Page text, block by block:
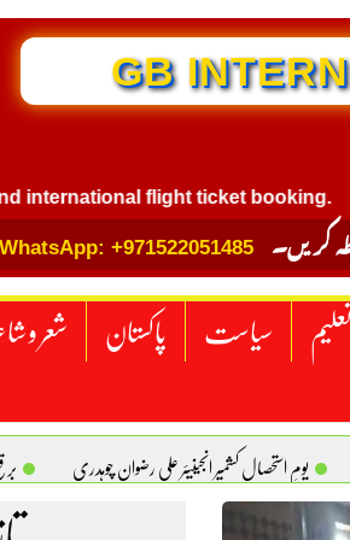
GB
flight ticket booking.
کریں۔ WhatsApp: +971522051485
تعلیم سیاست پاکستان شعر و
یومِ استحصالِ کشمیر انجینیئر علی رضوان چوہدری